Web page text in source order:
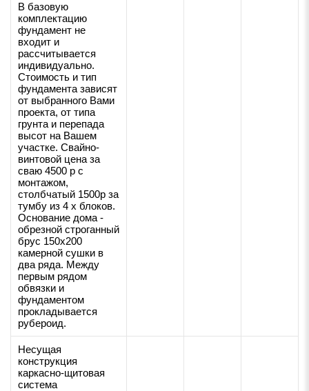
В базовую
комплектацию
фундамент не
входит и
рассчитывается
индивидуально.
Стоимость и тип
фундамента зависят
от выбранного Вами
проекта, от типа
грунта и перепада
высот на Вашем
участке. Свайно-
винтовой цена за
сваю 4500 р с
монтажом,
столбчатый 1500р за
тумбу из 4 х блоков.
Основание дома -
обрезной строганный
брус 150х200
камерной сушки в
два ряда. Между
первым рядом
обвязки и
фундаментом
прокладывается
рубероид.
Несущая
конструкция
каркасно-щитовая
система